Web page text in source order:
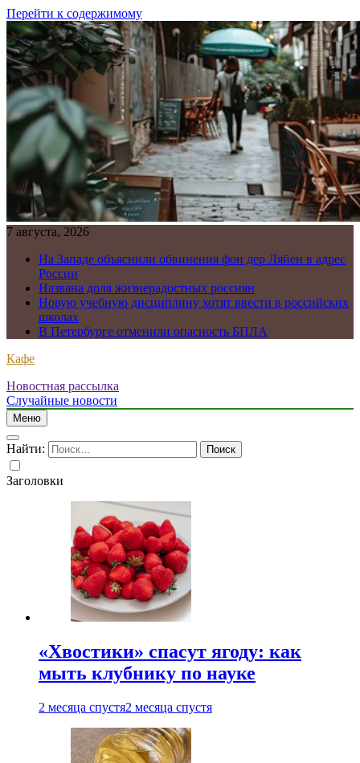
Перейти к содержимому
7 августа, 2026
На Западе объяснили обвинения фон дер Ляйен в адрес
России
Названа доля жизнерадостных россиян
Новую учебную дисциплину хотят ввести в российских
школах
В Петербурге отменили опасность БПЛА
Кафе
Новостная рассылка
Случайные новости
Меню
Найти:
Заголовки
«Хвостики» спасут ягоду: как
мыть клубнику по науке
2 месяца спустя2 месяца спустя